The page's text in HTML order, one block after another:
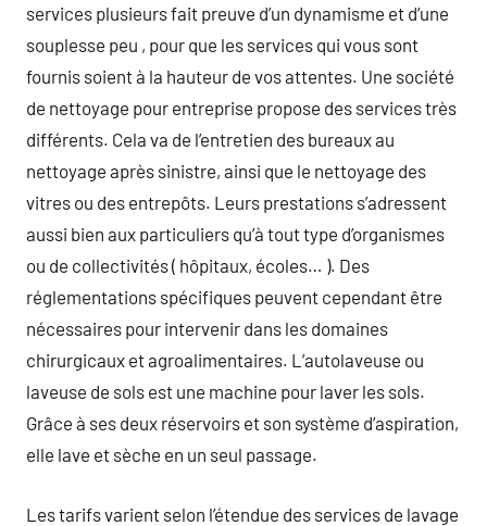
services plusieurs fait preuve d’un dynamisme et d’une
souplesse peu , pour que les services qui vous sont
fournis soient à la hauteur de vos attentes. Une société
de nettoyage pour entreprise propose des services très
différents. Cela va de l’entretien des bureaux au
nettoyage après sinistre, ainsi que le nettoyage des
vitres ou des entrepôts. Leurs prestations s’adressent
aussi bien aux particuliers qu’à tout type d’organismes
ou de collectivités ( hôpitaux, écoles… ). Des
réglementations spécifiques peuvent cependant être
nécessaires pour intervenir dans les domaines
chirurgicaux et agroalimentaires. L’autolaveuse ou
laveuse de sols est une machine pour laver les sols.
Grâce à ses deux réservoirs et son système d’aspiration,
elle lave et sèche en un seul passage.
Les tarifs varient selon l’étendue des services de lavage